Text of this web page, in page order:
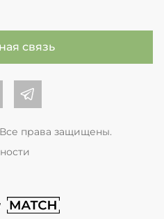
связь
обоев во Вконтакте
Центр обоев в Телеграме
права защищены.
на сайт студии Match